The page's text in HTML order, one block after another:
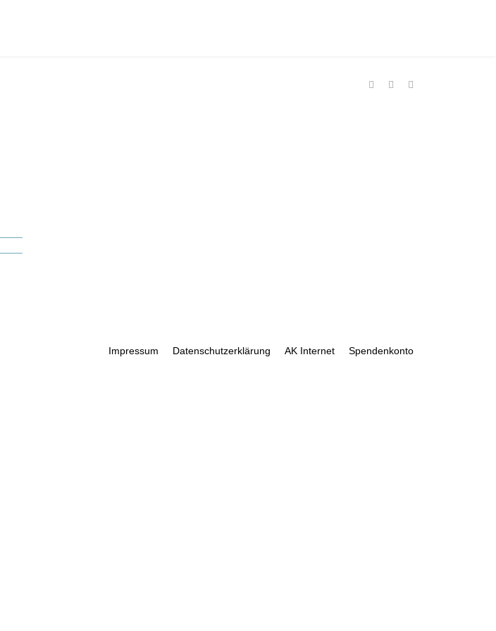
Impressum Datenschutzerklärung AK Internet Spendenkonto